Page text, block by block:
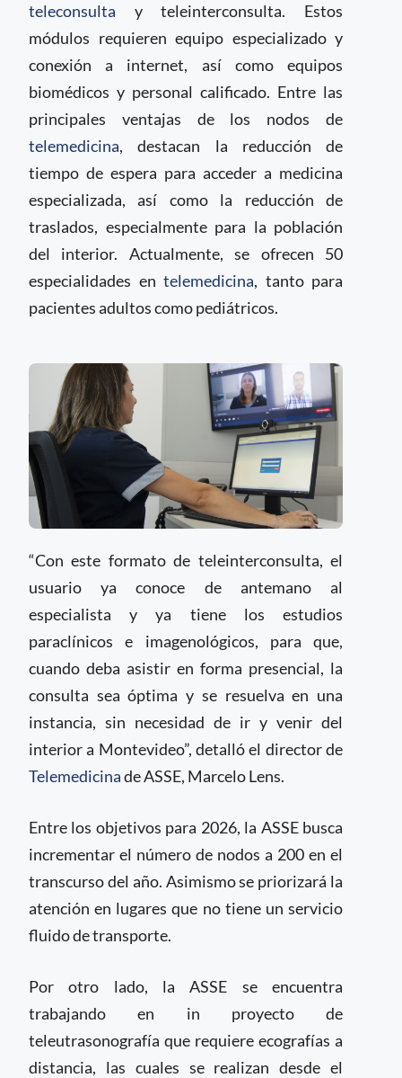
teleconsulta y teleinterconsulta. Estos
módulos requieren equipo especializado y
conexión a internet, así como equipos
biomédicos y personal calificado. Entre las
principales ventajas de los nodos de
telemedicina, destacan la reducción de
tiempo de espera para acceder a medicina
especializada, así como la reducción de
traslados, especialmente para la población
del interior. Actualmente, se ofrecen 50
especialidades en telemedicina, tanto para
pacientes adultos como pediátricos.
“Con este formato de teleinterconsulta, el
usuario ya conoce de antemano al
especialista y ya tiene los estudios
paraclínicos e imagenológicos, para que,
cuando deba asistir en forma presencial, la
consulta sea óptima y se resuelva en una
instancia, sin necesidad de ir y venir del
interior a Montevideo”, detalló el director de
Telemedicinade ASSE, Marcelo Lens.
Entre los objetivos para 2026, la ASSE busca
incrementar el número de nodos a 200 en el
transcurso del año. Asimismo se priorizará la
atención en lugares que no tiene un servicio
fluido de transporte.
Por otro lado, la ASSE se encuentra
trabajando en in proyecto de
teleutrasonografía que requiere ecografías a
distancia, las cuales se realizan desde el